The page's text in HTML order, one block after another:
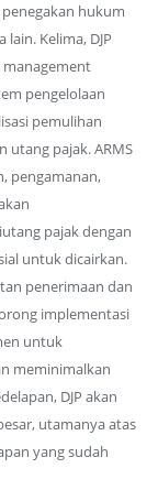
hukum
Kelima, DJP
pengelolaan
pemulihan
utang pajak. ARMS
pengamanan,
pajak dengan
untuk dicairkan.
penerimaan dan
implementasi
untuk
meminimalkan
DJP akan
utamanya atas
yang sudah